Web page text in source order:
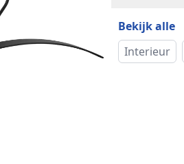
Bekijk alle
Interieur